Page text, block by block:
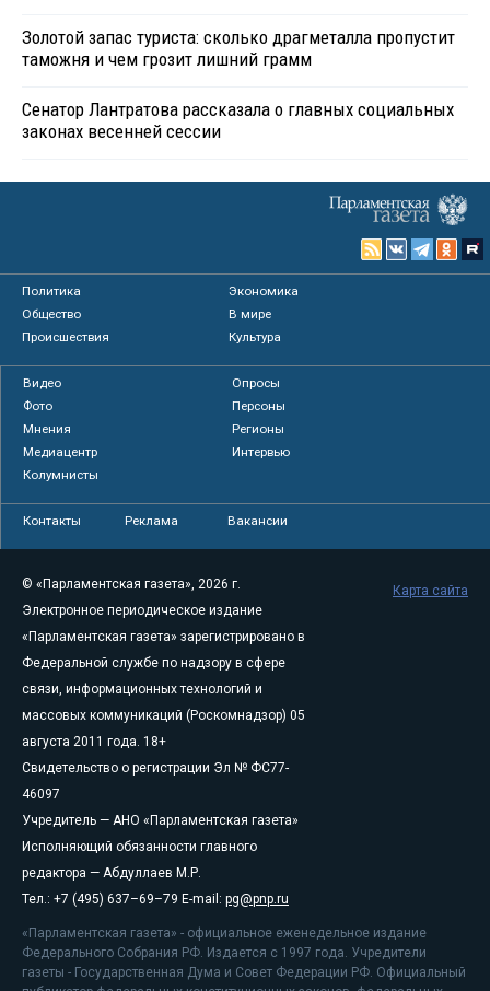
Золотой запас туриста: сколько драгметалла пропустит
таможня и чем грозит лишний грамм
Сенатор Лантратова рассказала о главных социальных
законах весенней сессии
Политика
Экономика
Общество
В мире
Происшествия
Культура
Видео
Опросы
Фото
Персоны
Мнения
Регионы
Медиацентр
Интервью
Колумнисты
Контакты Реклама Вакансии
© «Парламентская газета», 2026 г.
Электронное периодическое издание
«Парламентская газета» зарегистрировано в
Федеральной службе по надзору в сфере
связи, информационных технологий и
массовых коммуникаций (Роскомнадзор) 05
августа 2011 года. 18+
Свидетельство о регистрации Эл № ФС77-
46097
Учредитель — АНО «Парламентская газета»
Исполняющий обязанности главного
редактора — Абдуллаев М.Р.
Тел.: +7 (495) 637–69–79 E-mail: pg@pnp.ru
«Парламентская газета» - официальное еженедельное издание
Федерального Собрания РФ. Издается с 1997 года. Учредители
газеты - Государственная Дума и Совет Федерации РФ. Официальный
Карта сайта